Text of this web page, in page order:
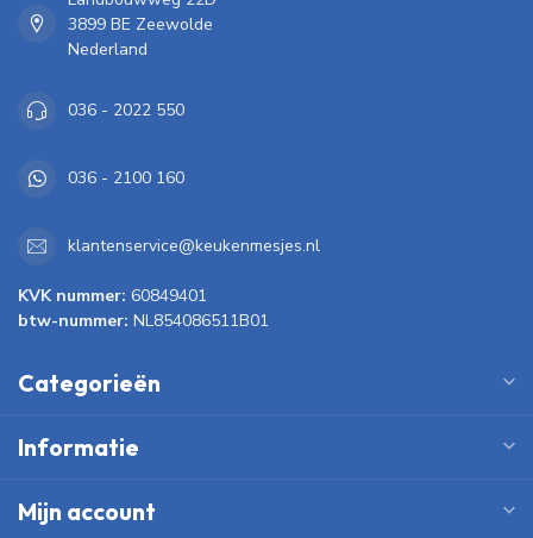
3899 BE Zeewolde
Nederland
036 - 2022 550
036 - 2100 160
klantenservice@keukenmesjes.nl
KVK nummer: 60849401
btw-nummer: NL854086511B01
Categorieën
Informatie
Mijn account